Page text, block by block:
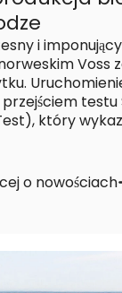
i
Voss
testu
który
o nowościach